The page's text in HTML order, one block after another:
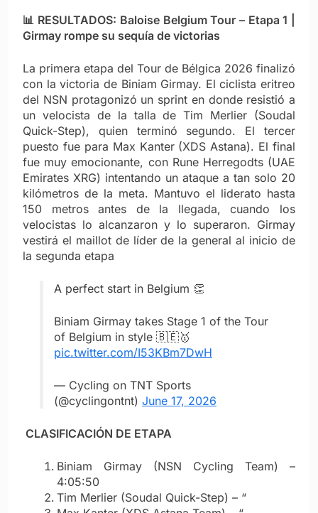
📊 RESULTADOS: Baloise Belgium Tour – Etapa 1 |
Girmay rompe su sequía de victorias
La primera etapa del Tour de Bélgica 2026 finalizó
con la victoria de Biniam Girmay. El ciclista eritreo
del NSN protagonizó un sprint en donde resistió a
un velocista de la talla de Tim Merlier (Soudal
Quick-Step), quien terminó segundo. El tercer
puesto fue para Max Kanter (XDS Astana). El final
fue muy emocionante, con Rune Herregodts (UAE
Emirates XRG) intentando un ataque a tan solo 20
kilómetros de la meta. Mantuvo el liderato hasta
150 metros antes de la llegada, cuando los
velocistas lo alcanzaron y lo superaron. Girmay
vestirá el maillot de líder de la general al inicio de
la segunda etapa
A perfect start in Belgium 👏
Biniam Girmay takes Stage 1 of the Tour
of Belgium in style 🇧🇪🥇
pic.twitter.com/I53KBm7DwH
— Cycling on TNT Sports
(@cyclingontnt) June 17, 2026
CLASIFICACIÓN DE ETAPA
Biniam Girmay (NSN Cycling Team) –
4:05:50
Tim Merlier (Soudal Quick-Step) – “